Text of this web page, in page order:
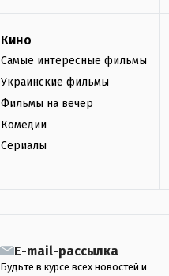
Кино
Самые интересные фильмы
Украинские фильмы
Фильмы на вечер
Комедии
Сериалы
E-mail-рассылка
Будьте в курсе всех новостей и